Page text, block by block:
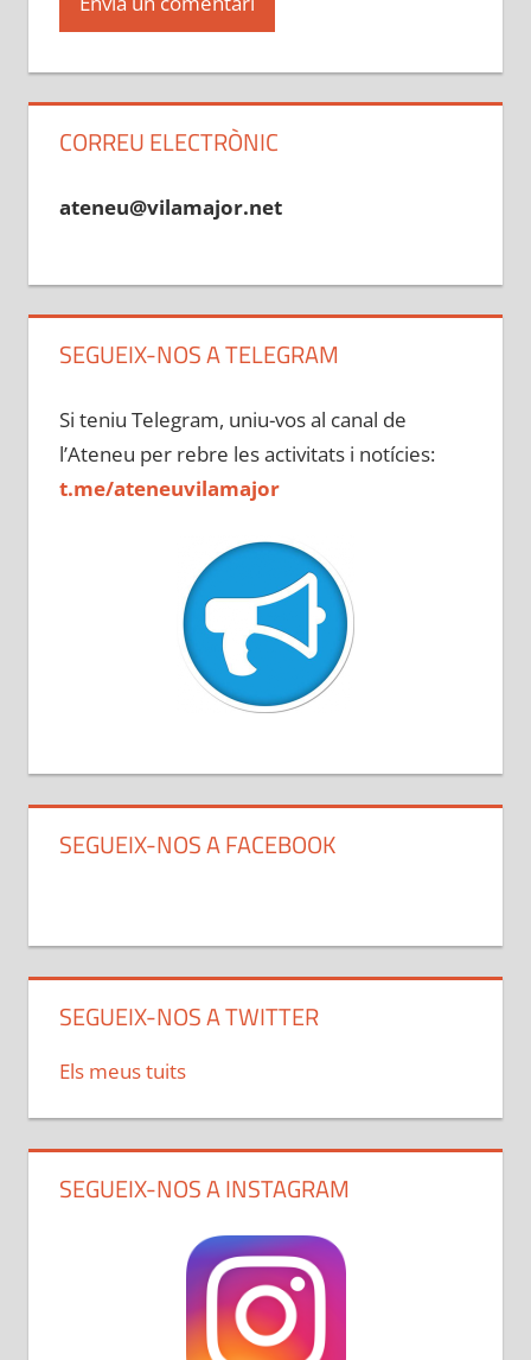
CORREU ELECTRÒNIC
ateneu@vilamajor.net
SEGUEIX-NOS A TELEGRAM
Si teniu Telegram, uniu-vos al canal de
l’Ateneu per rebre les activitats i notícies:
t.me/ateneuvilamajor
SEGUEIX-NOS A FACEBOOK
SEGUEIX-NOS A TWITTER
Els meus tuits
SEGUEIX-NOS A INSTAGRAM